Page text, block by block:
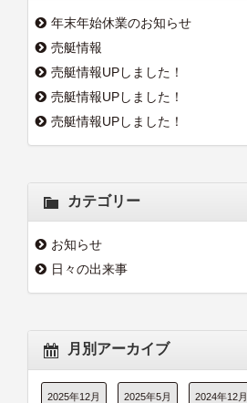
年末年始休業のお知らせ
売艇情報
売艇情報UPしました！
売艇情報UPしました！
売艇情報UPしました！
カテゴリー
お知らせ
日々の出来事
月別アーカイブ
2025年12月 2025年5月 2024年12月